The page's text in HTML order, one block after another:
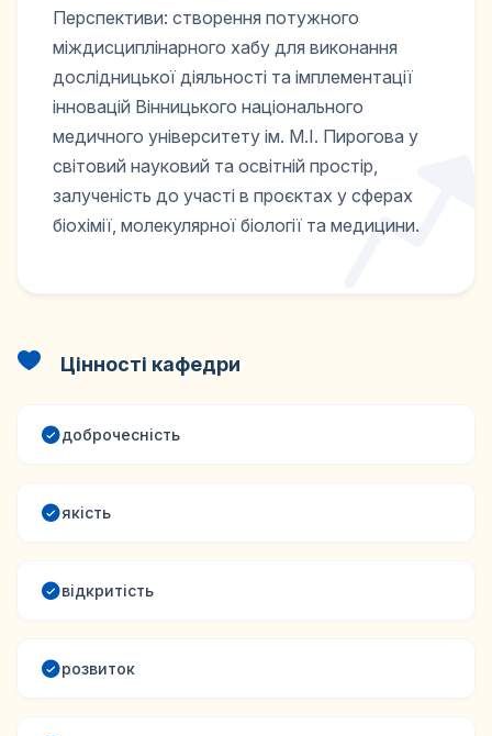
Перспективи: створення потужного
міждисциплінарного хабу для виконання
дослідницької діяльності та імплементації
інновацій Вінницького національного
медичного університету ім. М.І. Пирогова у
світовий науковий та освітній простір,
залученість до участі в проєктах у сферах
біохімії, молекулярної біології та медицини.
Цінності кафедри
доброчесність
якість
відкритість
розвиток